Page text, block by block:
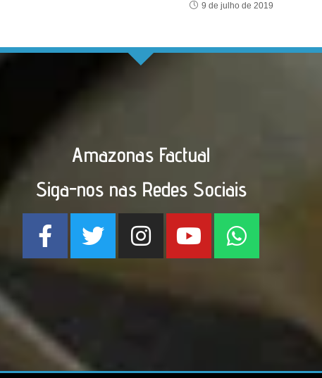
9 de julho de 2019
Amazonas Factual
Siga-nos nas Redes Sociais